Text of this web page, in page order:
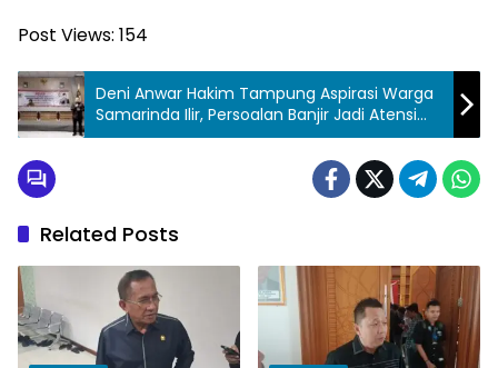
Post Views: 154
Deni Anwar Hakim Tampung Aspirasi Warga
Samarinda Ilir, Persoalan Banjir Jadi Atensi
Khusus
Related Posts